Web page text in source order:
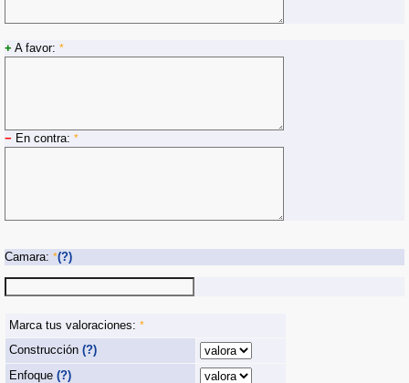
+ A favor: *
− En contra: *
Camara: *(?)
Marca tus valoraciones: *
Construcción (?)
Enfoque (?)